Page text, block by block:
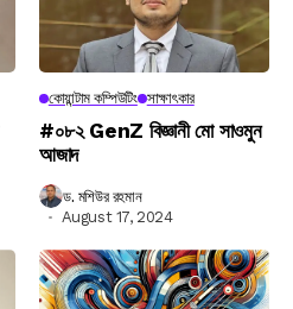
কোয়ান্টাম কম্পিউটিং সাক্ষাৎকার
#০৮২ GenZ বিজ্ঞানী মো সাওমুন
আজাদ
ড. মশিউর রহমান
August 17, 2024